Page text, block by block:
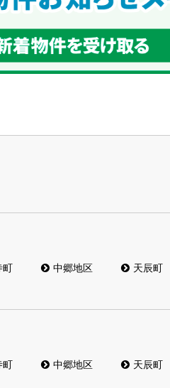
町 中郷地区
天辰町
町 中郷地区
天辰町